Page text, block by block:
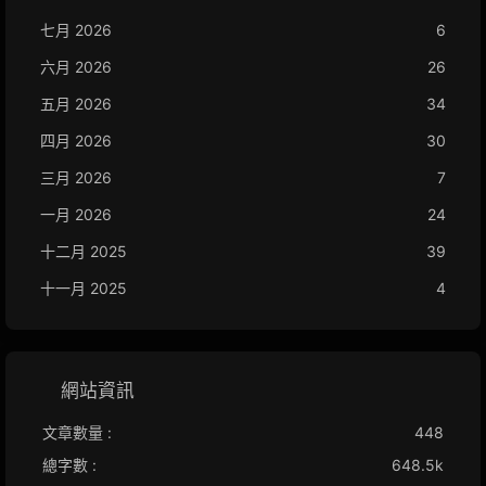
七月 2026
6
六月 2026
26
五月 2026
34
四月 2026
30
三月 2026
7
一月 2026
24
十二月 2025
39
十一月 2025
4
網站資訊
文章數量 :
448
總字數 :
648.5k